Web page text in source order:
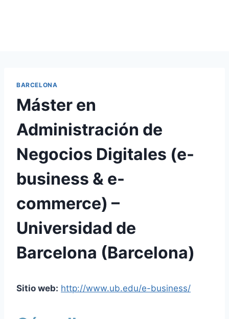
BARCELONA
Máster en
Administración de
Negocios Digitales (e-
business & e-
commerce) –
Universidad de
Barcelona (Barcelona)
Sitio web: http://www.ub.edu/e-business/